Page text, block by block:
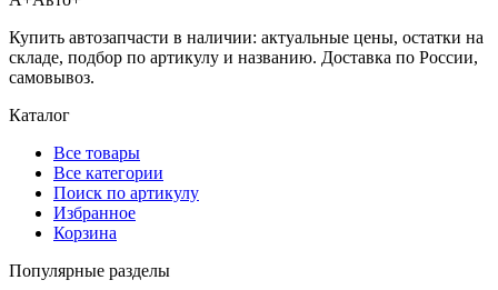
Купить автозапчасти в наличии: актуальные цены, остатки на
складе, подбор по артикулу и названию. Доставка по России,
самовывоз.
Каталог
Все товары
Все категории
Поиск по артикулу
Избранное
Корзина
Популярные разделы